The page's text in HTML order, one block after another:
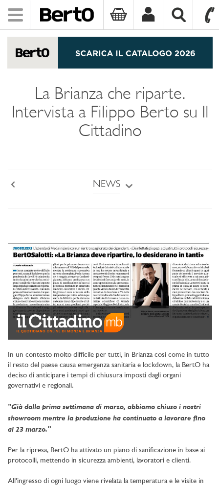
Toggle
navigation
La Brianza che riparte.
Intervista a Filippo Berto su Il
Cittadino
NEWS
In un contesto molto difficile per tutti, in Brianza così come in tutto
il resto del paese causa emergenza sanitaria e lockdown, la BertO ha
deciso di anticipare i tempi di chiusura imposti dagli organi
governativi e regionali.
"Già dalla prima settimana di marzo, abbiamo chiuso i nostri
showroom mentre la produzione ha continuato a lavorare fino
al 23 marzo."
Per la ripresa, BertO ha attivato un piano di sanificazione in base ai
protocolli, mettendo in sicurezza ambienti, lavoratori e clienti.
All'ingresso di ogni luogo viene rivelata la temperatura e le visite in